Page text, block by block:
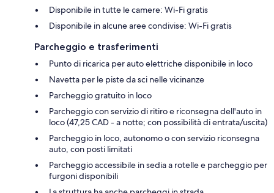
Disponibile in tutte le camere: Wi-Fi gratis
Disponibile in alcune aree condivise: Wi-Fi gratis
Parcheggio e trasferimenti
Punto di ricarica per auto elettriche disponibile in loco
Navetta per le piste da sci nelle vicinanze
Parcheggio gratuito in loco
Parcheggio con servizio di ritiro e riconsegna dell'auto in
loco (47,25 CAD - a notte; con possibilità di entrata/uscita)
Parcheggio in loco, autonomo o con servizio riconsegna
auto, con posti limitati
Parcheggio accessibile in sedia a rotelle e parcheggio per
furgoni disponibili